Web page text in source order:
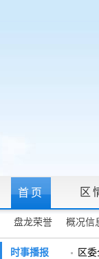
首页 区
盘龙荣誉 概况信
政府信息公开指南 |
时事播报 区